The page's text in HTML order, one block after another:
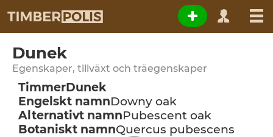
Dunek
Egenskaper, tillväxt och träegenskaper
TimmerDunek
Engelskt namnDowny oak
Alternativt namnPubescent oak
Botaniskt namnQuercus pubescens